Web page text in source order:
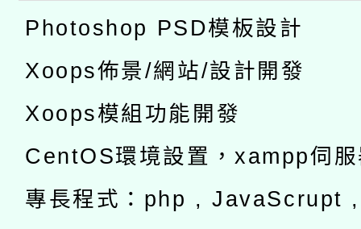
Photoshop PSD模板設計
Xoops佈景/網站/設計開發
Xoops模組功能開發
CentOS環境設置，xampp伺
專長程式：php , JavaScrupt